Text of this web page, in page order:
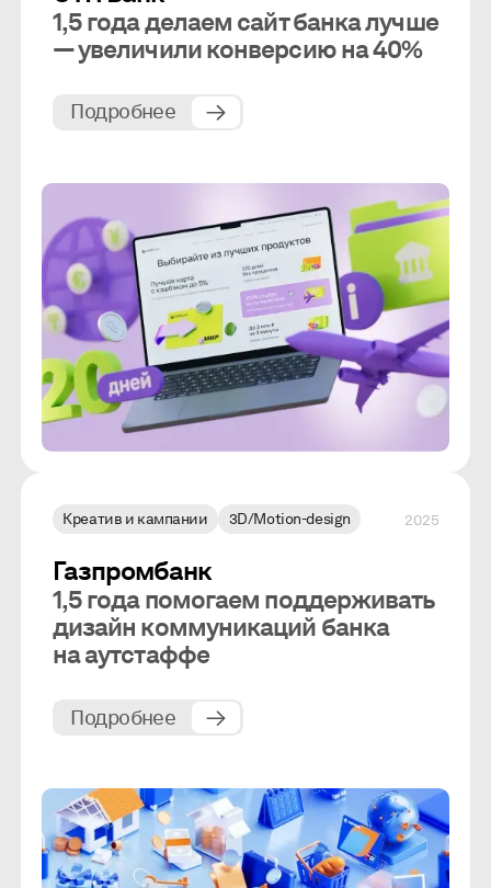
1,5 года делаем сайт банка лучше
— увеличили конверсию на 40%
Подробнее
Креатив и кампании 3D/Motion-design 2025
Газпромбанк
1,5 года помогаем поддерживать
дизайн коммуникаций банка
на аутстаффе
Подробнее